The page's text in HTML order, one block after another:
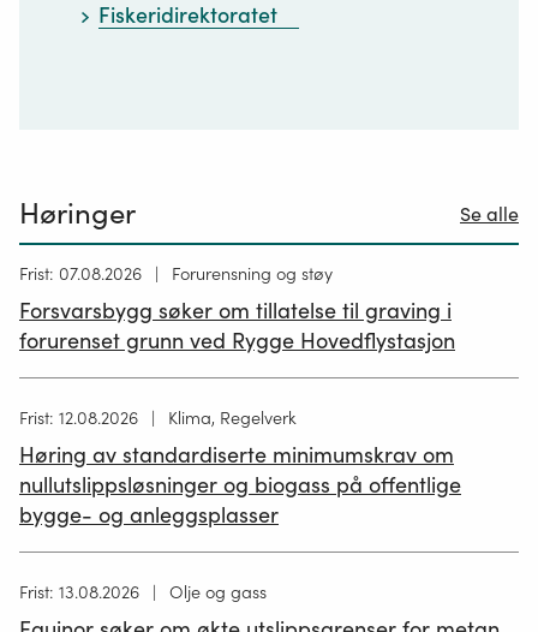
Fiskeridirektoratet
Høringer Se alle
Høring
26.06.2026
Frist: 07.08.2026 Forurensning og støy
Forsvarsbygg søker om tillatelse til graving i
forurenset grunn ved Rygge Hovedflystasjon
Høring
publisert
12.05.2026
Frist: 12.08.2026 Klima, Regelverk
Høring av standardiserte minimumskrav om
nullutslippsløsninger og biogass på offentlige
bygge- og anleggsplasser
Høring
publisert
Frist: 13.08.2026 Olje og gass